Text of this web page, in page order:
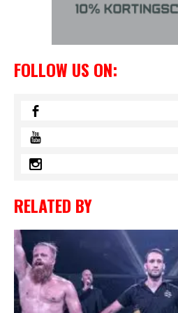
FOLLOW US ON:
RELATED BY